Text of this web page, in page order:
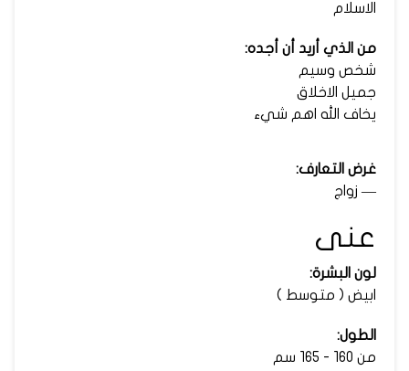
الاسلام
من الذي أريد أن أجده:
شخص وسيم
جميل الاخلاق
يخاف الله اهم شيء
غرض التعارف:
— زواج
عنى
لون البشرة:
ابيض ( متوسط )
الطول:
من 160 - 165 سم